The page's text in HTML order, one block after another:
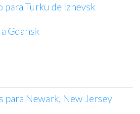
para Turku de Izhevsk
Gdansk
para Newark, New Jersey